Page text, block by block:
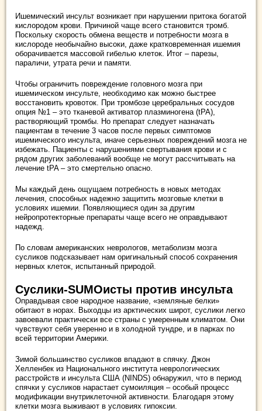
Ишемический инсульт возникает при нарушении притока богатой
кислородом крови. Причиной чаще всего становится тромб.
Поскольку скорость обмена веществ и потребности мозга в
кислороде необычайно высоки, даже кратковременная ишемия
оборачивается массовой гибелью клеток. Итог – парезы,
параличи, утрата речи и памяти.
Чтобы ограничить повреждение головного мозга при
ишемическом инсульте, необходимо как можно быстрее
восстановить кровоток. При тромбозе церебральных сосудов
опция №1 – это тканевой активатор плазминогена (tPA),
растворяющий тромбы. Но препарат следует назначать
пациентам в течение 3 часов после первых симптомов
ишемического инсульта, иначе серьезных повреждений мозга не
избежать. Пациенты с нарушениями свертывания крови и с
рядом других заболеваний вообще не могут рассчитывать на
лечение tPA – это смертельно опасно.
Мы каждый день ощущаем потребность в новых методах
лечения, способных надежно защитить мозговые клетки в
условиях ишемии. Появляющиеся один за другим
нейропротекторные препараты чаще всего не оправдывают
надежд.
По словам американских неврологов, метаболизм мозга
сусликов подсказывает нам оригинальный способ сохранения
нервных клеток, испытанный природой.
Суслики-SUMOисты против инсульта
Оправдывая свое народное название, «земляные белки»
обитают в норах. Выходцы из арктических широт, суслики легко
завоевали практически все страны с умеренным климатом. Они
чувствуют себя уверенно и в холодной тундре, и в парках по
всей территории Америки.
Зимой большинство сусликов впадают в спячку. Джон
Хелленбек из Национального института неврологических
расстройств и инсульта США (NINDS) обнаружил, что в период
спячки у сусликов нарастает сумоиляция – особый процесс
модификации внутриклеточной активности. Благодаря этому
клетки мозга выживают в условиях гипоксии.